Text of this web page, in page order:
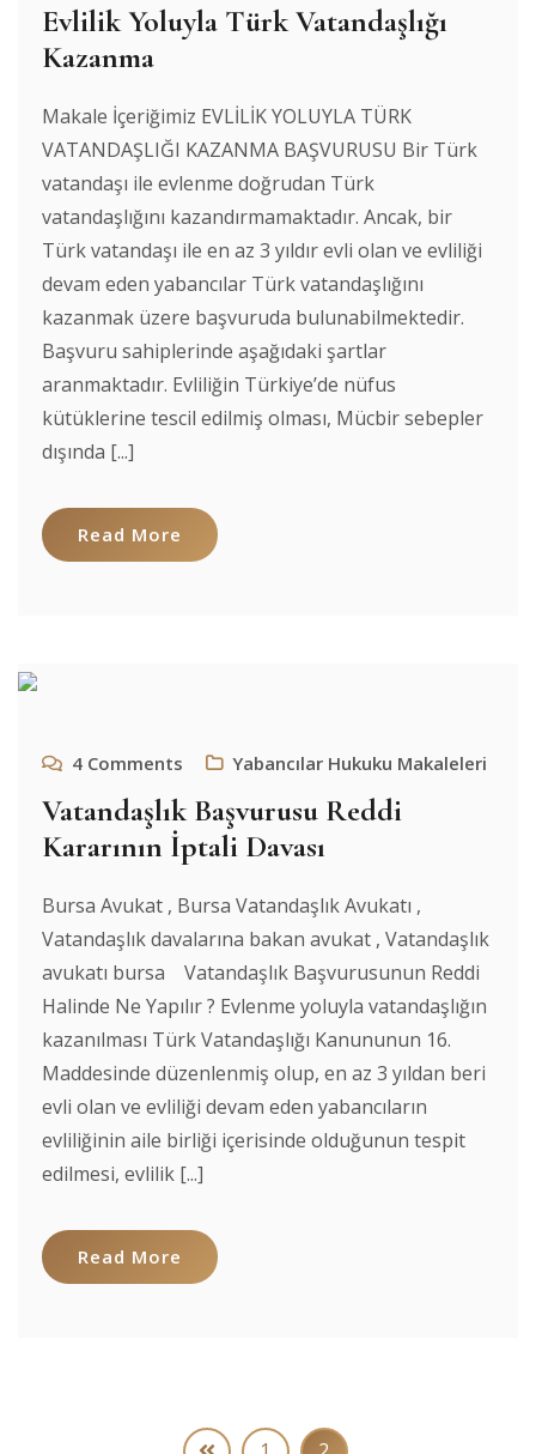
Evlilik Yoluyla Türk Vatandaşlığı
Kazanma
Makale İçeriğimiz EVLİLİK YOLUYLA TÜRK
VATANDAŞLIĞI KAZANMA BAŞVURUSU Bir Türk
vatandaşı ile evlenme doğrudan Türk
vatandaşlığını kazandırmamaktadır. Ancak, bir
Türk vatandaşı ile en az 3 yıldır evli olan ve evliliği
devam eden yabancılar Türk vatandaşlığını
kazanmak üzere başvuruda bulunabilmektedir.
Başvuru sahiplerinde aşağıdaki şartlar
aranmaktadır. Evliliğin Türkiye’de nüfus
kütüklerine tescil edilmiş olması, Mücbir sebepler
dışında [...]
Read More
4 Comments Yabancılar Hukuku Makaleleri
Vatandaşlık Başvurusu Reddi
Kararının İptali Davası
Bursa Avukat , Bursa Vatandaşlık Avukatı ,
Vatandaşlık davalarına bakan avukat , Vatandaşlık
avukatı bursa Vatandaşlık Başvurusunun Reddi
Halinde Ne Yapılır ? Evlenme yoluyla vatandaşlığın
kazanılması Türk Vatandaşlığı Kanununun 16.
Maddesinde düzenlenmiş olup, en az 3 yıldan beri
evli olan ve evliliği devam eden yabancıların
evliliğinin aile birliği içerisinde olduğunun tespit
edilmesi, evlilik [...]
Read More